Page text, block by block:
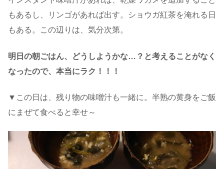
もあるし、リンゴがあれば出す。ショウガ紅茶を淹れる日
もある。この辺りは、気分次第。
明日の朝ごはん、どうしようかな…？と考えることがなく
なったので、本当にラク！！！
▼この日は、残り物の味噌汁も一緒に。半熟の黄身をご飯
にまぜて食べると幸せ～